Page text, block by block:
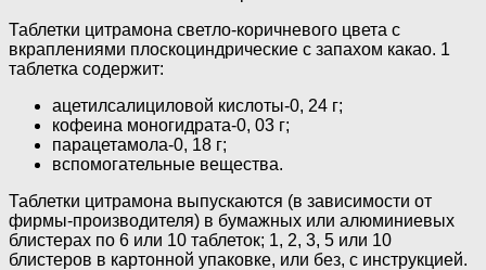
Таблетки цитрамона светло-коричневого цвета с
вкраплениями плоскоциндрические с запахом какао. 1
таблетка содержит:
ацетилсалициловой кислоты-0, 24 г;
кофеина моногидрата-0, 03 г;
парацетамола-0, 18 г;
вспомогательные вещества.
Таблетки цитрамона выпускаются (в зависимости от
фирмы-производителя) в бумажных или алюминиевых
блистерах по 6 или 10 таблеток; 1, 2, 3, 5 или 10
блистеров в картонной упаковке, или без, с инструкцией.